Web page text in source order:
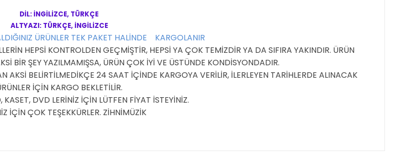
DİL: İNGİLİZCE, TÜRKÇE
ALTYAZI: TÜRKÇE, İNGİLİZCE
ÜRÜNLER TEK PAKET HALİNDE KARGOLANIR
HEPSİ KONTROLDEN GEÇMİŞTİR, HEPSİ YA ÇOK TEMİZDİR YA DA SIFIRA YAKINDIR. ÜRÜN
BİR ŞEY YAZILMAMIŞSA, ÜRÜN ÇOK İYİ VE ÜSTÜNDE KONDİSYONDADIR.
BELİRTİLMEDİKÇE 24 SAAT İÇİNDE KARGOYA VERİLİR, İLERLEYEN TARİHLERDE ALINACAK
İÇİN KARGO BEKLETİLİR.
KASET, DVD LERİNİZ İÇİN LÜTFEN FİYAT İSTEYİNİZ.
İÇİN ÇOK TEŞEKKÜRLER. ZİHNİMÜZİK